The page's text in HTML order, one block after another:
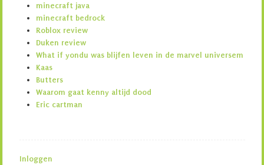
minecraft java
minecraft bedrock
Roblox review
Duken review
What if yondu was blijfen leven in de marvel universem
Kaas
Butters
Waarom gaat kenny altijd dood
Eric cartman
Inloggen